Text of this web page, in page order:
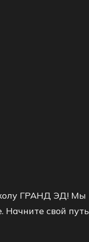
ГРАНД ЭД! Мы
свой